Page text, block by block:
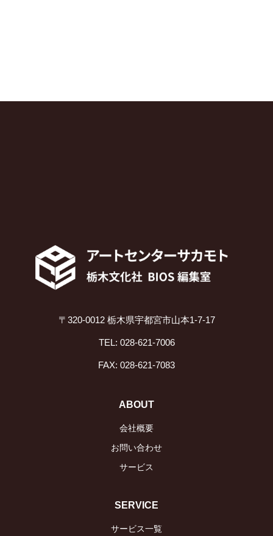
〒320-0012 栃木県宇都宮市山本1-7-17
TEL: 028-621-7006
FAX: 028-621-7083
ABOUT
会社概要
お問い合わせ
サービス
SERVICE
サービス一覧